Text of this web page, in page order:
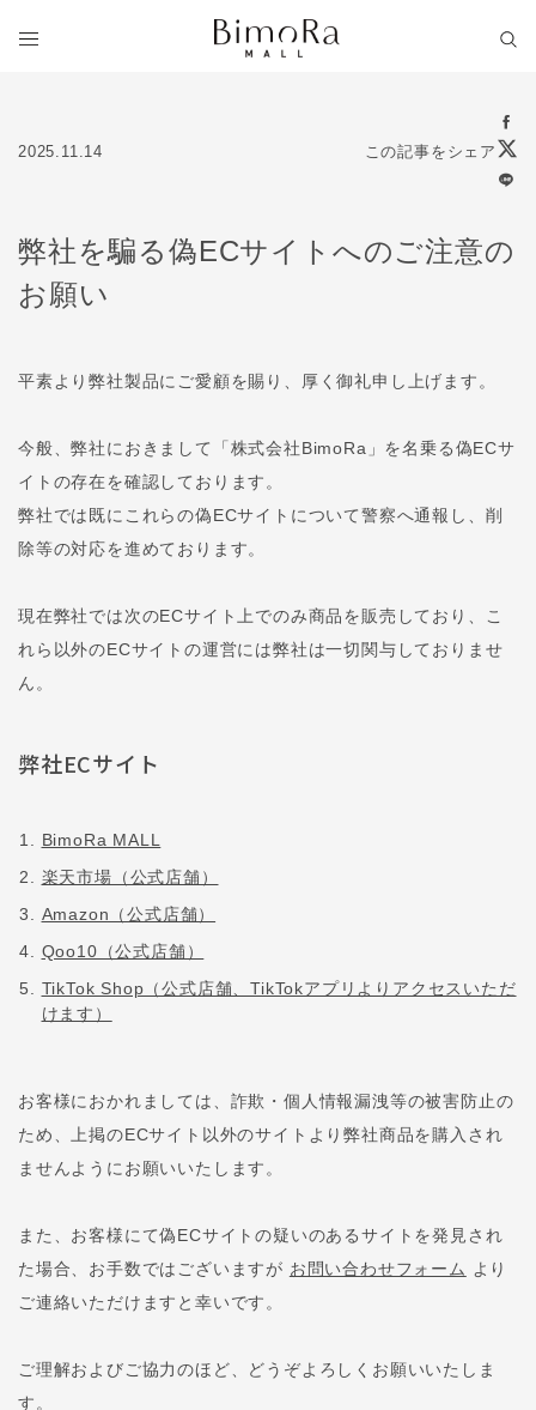
2025.11.14 この記事をシェア
弊社を騙る偽ECサイトへのご注意の
お願い
平素より弊社製品にご愛顧を賜り、厚く御礼申し上げます。
今般、弊社におきまして「株式会社BimoRa」を名乗る偽ECサ
イトの存在を確認しております。
弊社では既にこれらの偽ECサイトについて警察へ通報し、削
除等の対応を進めております。
現在弊社では次のECサイト上でのみ商品を販売しており、こ
れら以外のECサイトの運営には弊社は一切関与しておりませ
ん。
弊社ECサイト
BimoRa MALL
楽天市場（公式店舗）
Amazon（公式店舗）
Qoo10（公式店舗）
TikTok Shop（公式店舗、TikTokアプリよりアクセスいただ
けます）
お客様におかれましては、詐欺・個人情報漏洩等の被害防止の
ため、上掲のECサイト以外のサイトより弊社商品を購入され
ませんようにお願いいたします。
また、お客様にて偽ECサイトの疑いのあるサイトを発見され
た場合、お手数ではございますが お問い合わせフォーム
より
ご連絡いただけますと幸いです。
ご理解およびご協力のほど、どうぞよろしくお願いいたしま
す。